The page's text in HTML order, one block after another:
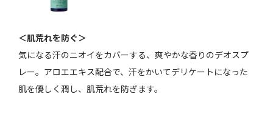
＜肌荒れを防ぐ＞
気になる汗のニオイをカバーする、爽やかな香りのデオスプ
レー。アロエエキス配合で、汗をかいてデリケートになった
肌を優しく潤し、肌荒れを防ぎます。